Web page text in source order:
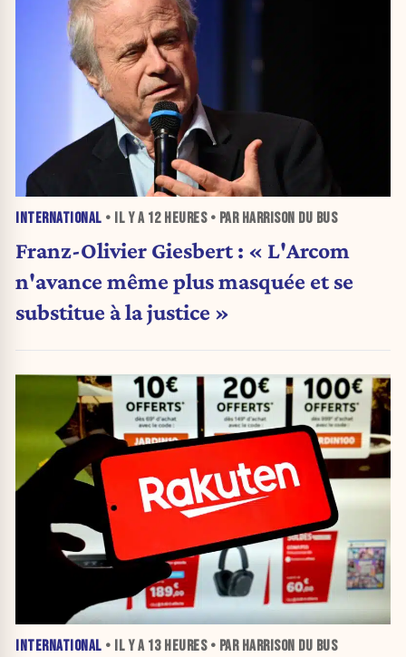
INTERNATIONAL • IL Y A 12 HEURES• PAR HARRISON DU BUS
Franz-Olivier Giesbert : « L'Arcom
n'avance même plus masquée et se
substitue à la justice »
INTERNATIONAL • IL Y A 13 HEURES• PAR HARRISON DU BUS